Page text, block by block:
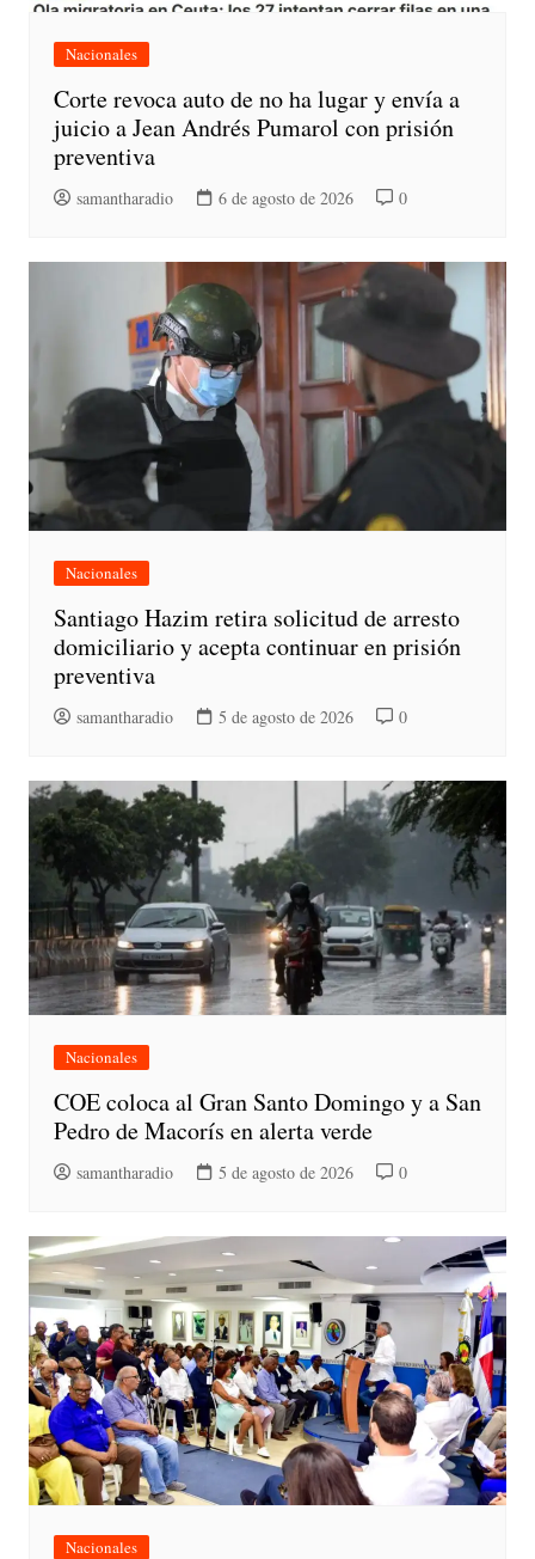
Nacionales
Corte revoca auto de no ha lugar y envía a
juicio a Jean Andrés Pumarol con prisión
preventiva
samantharadio 6 de agosto de 2026 0
Nacionales
Santiago Hazim retira solicitud de arresto
domiciliario y acepta continuar en prisión
preventiva
samantharadio 5 de agosto de 2026 0
Nacionales
COE coloca al Gran Santo Domingo y a San
Pedro de Macorís en alerta verde
samantharadio 5 de agosto de 2026 0
Nacionales